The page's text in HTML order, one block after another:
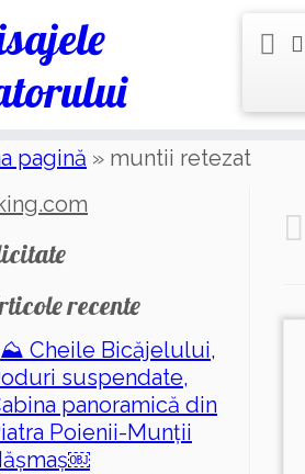
pagină » muntii retezat
recente
⛰️ Cheile Bicăjelului,
suspendate,
panoramică din
Poienii-Munții